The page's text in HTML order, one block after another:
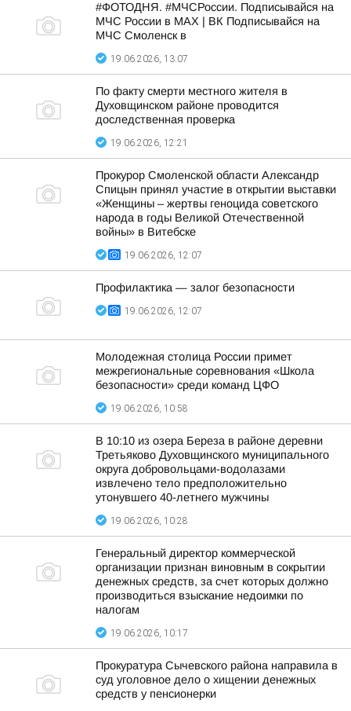
#ФОТОДНЯ. #МЧСРоссии. Подписывайся на
МЧС России в MAX | ВК Подписывайся на
МЧС Смоленск в
19.06.2026, 13:07
По факту смерти местного жителя в
Духовщинском районе проводится
доследственная проверка
19.06.2026, 12:21
Прокурор Смоленской области Александр
Спицын принял участие в открытии выставки
«Женщины – жертвы геноцида советского
народа в годы Великой Отечественной
войны» в Витебске
19.06.2026, 12:07
Профилактика — залог безопасности
19.06.2026, 12:07
Молодежная столица России примет
межрегиональные соревнования «Школа
безопасности» среди команд ЦФО
19.06.2026, 10:58
В 10:10 из озера Береза в районе деревни
Третьяково Духовщинского муниципального
округа добровольцами-водолазами
извлечено тело предположительно
утонувшего 40-летнего мужчины
19.06.2026, 10:28
Генеральный директор коммерческой
организации признан виновным в сокрытии
денежных средств, за счет которых должно
производиться взыскание недоимки по
налогам
19.06.2026, 10:17
Прокуратура Сычевского района направила в
суд уголовное дело о хищении денежных
средств у пенсионерки